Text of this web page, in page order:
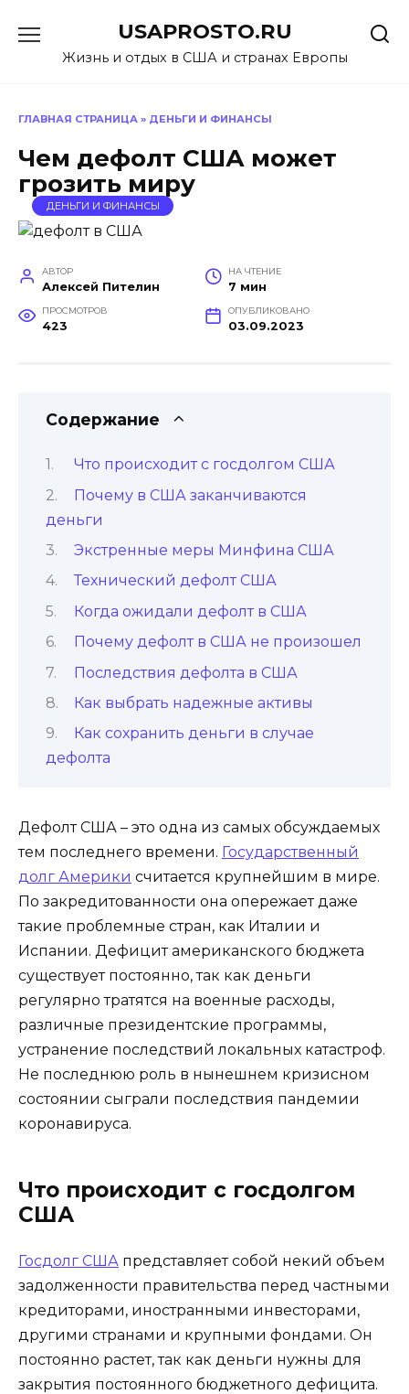
содержанию
USAPROSTO.RU
Жизнь и отдых в США и странах Европы
ГЛАВНАЯ СТРАНИЦА » ДЕНЬГИ И ФИНАНСЫ
Чем дефолт США может
грозить миру
ДЕНЬГИ И ФИНАНСЫ
АВТОР
Алексей Пителин
НА ЧТЕНИЕ
7 мин
ПРОСМОТРОВ
423
ОПУБЛИКОВАНО
03.09.2023
Содержание
Что происходит с госдолгом США
Почему в США заканчиваются
деньги
Экстренные меры Минфина США
Технический дефолт США
Когда ожидали дефолт в США
Почему дефолт в США не произошел
Последствия дефолта в США
Как выбрать надежные активы
Как сохранить деньги в случае
дефолта
Дефолт США – это одна из самых обсуждаемых
тем последнего времени. Государственный
долг Америки считается крупнейшим в мире.
По закредитованности она опережает даже
такие проблемные стран, как Италии и
Испании. Дефицит американского бюджета
существует постоянно, так как деньги
регулярно тратятся на военные расходы,
различные президентские программы,
устранение последствий локальных катастроф.
Не последнюю роль в нынешнем кризисном
состоянии сыграли последствия пандемии
коронавируса.
Что происходит с госдолгом
США
Госдолг США представляет собой некий объем
задолженности правительства перед частными
кредиторами, иностранными инвесторами,
другими странами и крупными фондами. Он
постоянно растет, так как деньги нужны для
закрытия постоянного бюджетного дефицита.